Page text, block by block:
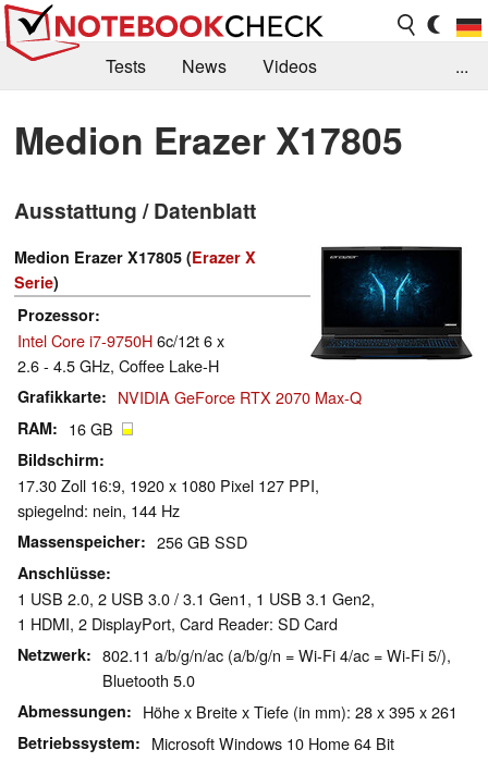
Tests News
Videos
Kaufberatung
Deals Suche
Jobs
Forum
...
Medion Erazer X17805
Ausstattung / Datenblatt
Medion Erazer X17805 (Erazer X
Serie)
Prozessor
Intel Core i7-9750H6c/12t 6 x
2.6 - 4.5 GHz, Coffee Lake-H
Grafikkarte NVIDIA GeForce RTX 2070 Max-Q
RAM 16 GB
Bildschirm
17.30 Zoll 16:9, 1920 x 1080 Pixel 127 PPI,
spiegelnd: nein, 144 Hz
Massenspeicher 256 GB SSD
Anschlüsse
1 USB 2.0, 2 USB 3.0 / 3.1 Gen1, 1 USB 3.1 Gen2,
1 HDMI, 2 DisplayPort, Card Reader: SD Card
Netzwerk
802.11 a/b/g/n/ac (a/b/g/n = Wi-Fi 4/ac = Wi-Fi 5/),
Bluetooth 5.0
Abmessungen Höhe x Breite x Tiefe (in mm): 28 x 395 x 261
Betriebssystem Microsoft Windows 10 Home 64 Bit